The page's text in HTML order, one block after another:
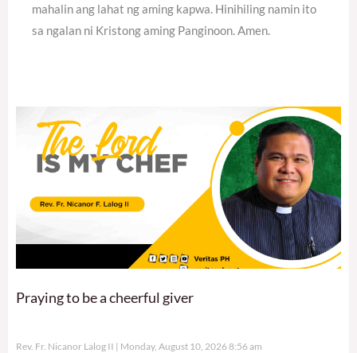
mahalin ang lahat ng aming kapwa. Hinihiling namin ito
sa ngalan ni Kristong aming Panginoon. Amen.
Praying to be a cheerful giver
Rev. Fr. Nicanor Lalog II Monday, August 10, 2026 8:56 am